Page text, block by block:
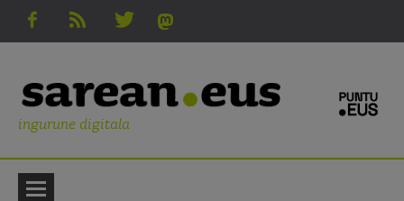
ingurune digitala